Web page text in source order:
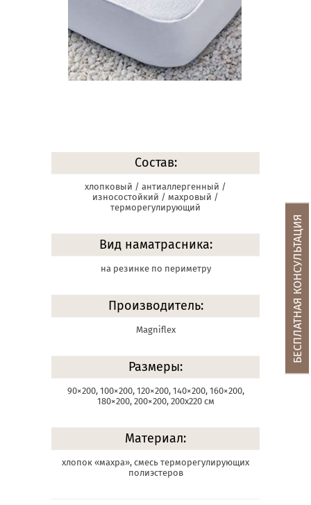
Состав:
хлопковый / антиаллергенный /
износостойкий / махровый /
терморегулирующий
Вид наматрасника:
на резинке по периметру
Производитель:
Magniflex
Размеры:
90×200, 100×200, 120×200, 140×200, 160×200,
180×200, 200×200, 200х220 см
Материал:
хлопок «махра», смесь терморегулирующих
полиэстеров
БЕСПЛАТНАЯ КОНСУЛЬТАЦИЯ